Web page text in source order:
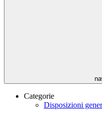
Categorie
Disposizioni